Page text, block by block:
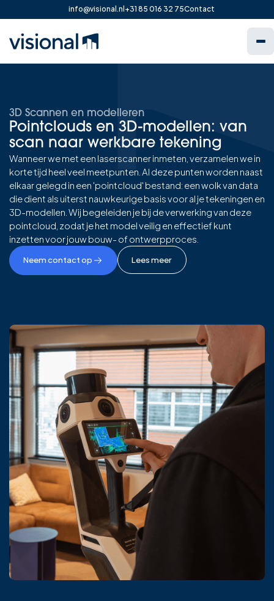
info@visional.nl +31 85 016 32 75Contact
3D Scannen en modelleren
Pointclouds en 3D-modellen: van
scan naar werkbare tekening
Wanneer we met een laserscanner inmeten, verzamelen we in
korte tijd heel veel meetpunten. Al deze punten worden naast
elkaar gelegd in een 'pointcloud' bestand: een wolk van data
die dient als uiterst nauwkeurige basis voor al je tekeningen en
3D-modellen. Wij begeleiden je bij de verwerking van deze
pointcloud, zodat je het model veilig en effectief kunt
inzetten voor jouw bouw- of ontwerpproces.
Neem contact op Lees meer